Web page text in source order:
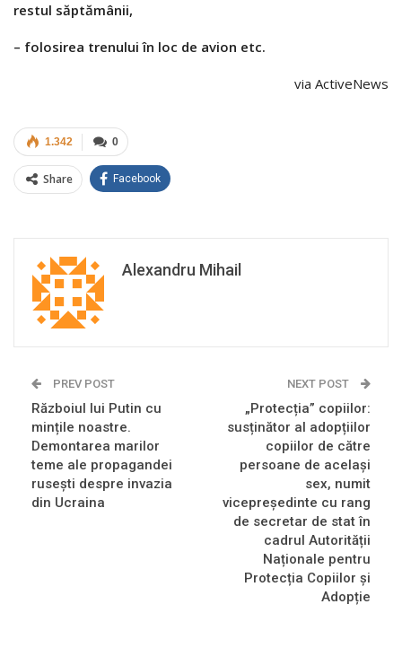
restul săptămânii,
– folosirea trenului în loc de avion etc.
via ActiveNews
0
1.342
Share Facebook
Alexandru Mihail
PREV POST
Războiul lui Putin cu
mințile noastre.
Demontarea marilor
teme ale propagandei
rusești despre invazia
din Ucraina
NEXT POST
„Protecția” copiilor:
susținător al adopțiilor
copiilor de către
persoane de același
sex, numit
vicepreședinte cu rang
de secretar de stat în
cadrul Autorității
Naționale pentru
Protecția Copiilor și
Adopție